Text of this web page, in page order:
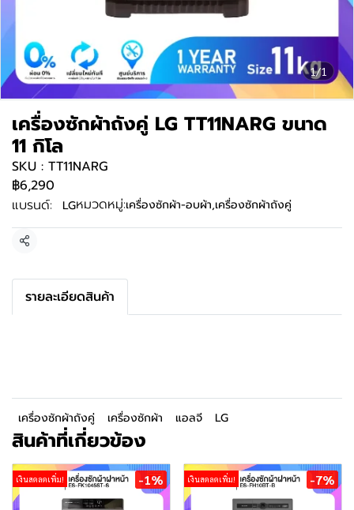
1/1
เครื่องซักผ้าถังคู่ LG TT11NARG ขนาด
11 กิโล
SKU : TT11NARG
฿6,290
แบรนด์:
LGหมวดหมู่:เครื่องซักผ้า-อบผ้า,เครื่องซักผ้าถังคู่
แชร์
รายละเอียดสินค้า
เครื่องซักผ้าถังคู่ เครื่องซักผ้า แอลจี LG
สินค้าที่เกี่ยวข้อง
เงินสดลดเพิ่ม! -1% เงินสดลดเพิ่ม! -7%